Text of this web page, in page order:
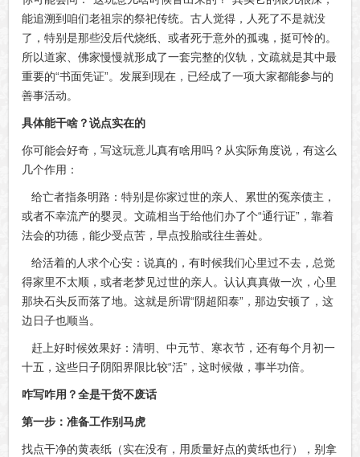
能追溯到咱们老祖宗的祭祀传统。古人觉得，人死了不是就没
了，特别是那些没后代烧纸、或者死于意外的孤魂，挺可怜的。
所以道家、佛家慢慢就形成了一套完整的仪轨，文疏就是其中最
重要的“书面凭证”。发展到现在，已经成了一项大家都能参与的
善事活动。
具体能干啥？说点实在的
你可能会好奇，写这玩意儿真有啥用吗？从实际角度说，有这么
几个作用：
给亡者指条明路：特别是你家过世的亲人、累世的冤亲债主，
或者不幸流产的婴灵。文疏相当于给他们办了个“通行证”，靠着
法会的功德，能少受点苦，早点投胎或往生善处。
给活着的人求个心安：说真的，有时候我们心里过不去，总觉
得家里不太顺，或者老梦见过世的亲人。认认真真做一次，心里
那块石头反而落了地。这就是所谓“阴超阳泰”，那边安顿了，这
边日子也顺当。
赶上好时候效果好：清明、中元节、寒衣节，还有每个月初一
十五，这些日子阴阳界限比较“活”，这时候做，事半功倍。
咋写咋用？全是干货不废话
第一步：准备工作别马虎
找点干净的黄表纸（实在没有，用质量好点的黄纸也行），别拿